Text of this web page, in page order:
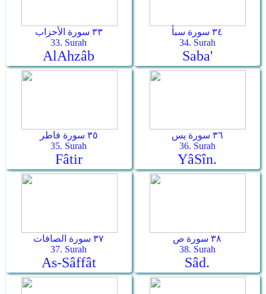
٣٣ سورة الأحزاب
33. Surah
Al­Ahzâb
٣٤ سورة سبأ
34. Surah
Saba'
٣٥ سورة فاطر
35. Surah
Fâtir
٣٦ سورة يس
36. Surah
Yâ­Sîn.
٣٧ سورة الصافات
37. Surah
As-Sâffât
٣٨ سورة ص
38. Surah
Sâd.